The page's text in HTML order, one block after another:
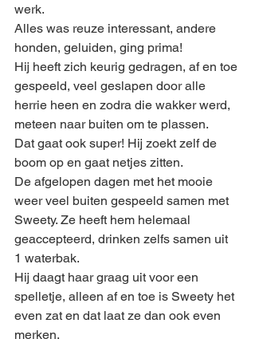
werk.
Alles was reuze interessant, andere
honden, geluiden, ging prima!
Hij heeft zich keurig gedragen, af en toe
gespeeld, veel geslapen door alle
herrie heen en zodra die wakker werd,
meteen naar buiten om te plassen.
Dat gaat ook super! Hij zoekt zelf de
boom op en gaat netjes zitten.
De afgelopen dagen met het mooie
weer veel buiten gespeeld samen met
Sweety. Ze heeft hem helemaal
geaccepteerd, drinken zelfs samen uit
1 waterbak.
Hij daagt haar graag uit voor een
spelletje, alleen af en toe is Sweety het
even zat en dat laat ze dan ook even
merken.